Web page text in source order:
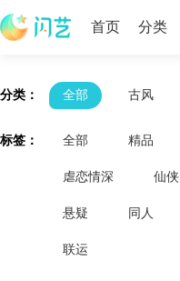
首页 分类
分类： 全部 古风
标签： 全部 精品
虐恋情深 仙侠
悬疑 同人
联运